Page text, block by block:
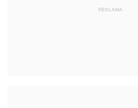
REKLAMA